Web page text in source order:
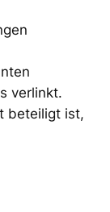
verlinkt.
beteiligt ist,